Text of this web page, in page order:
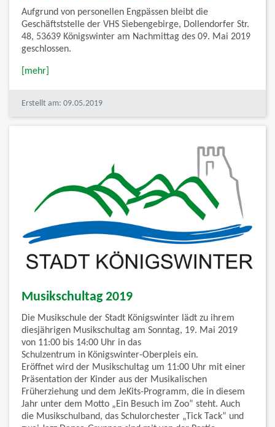
Aufgrund von personellen Engpässen bleibt die
Geschäftststelle der VHS Siebengebirge, Dollendorfer Str.
48, 53639 Königswinter am Nachmittag des 09. Mai 2019
geschlossen.
[mehr]
Erstellt am: 09.05.2019
Musikschultag 2019
Die Musikschule der Stadt Königswinter lädt zu ihrem
diesjährigen Musikschultag am Sonntag, 19. Mai 2019
von 11:00 bis 14:00 Uhr in das
Schulzentrum in Königswinter-Oberpleis ein.
Eröffnet wird der Musikschultag um 11:00 Uhr mit einer
Präsentation der Kinder aus der Musikalischen
Früherziehung und dem JeKits-Programm, die in diesem
Jahr unter dem Motto „Ein Besuch im Zoo” steht. Auch
die Musikschulband, das Schulorchester „Tick Tack” und